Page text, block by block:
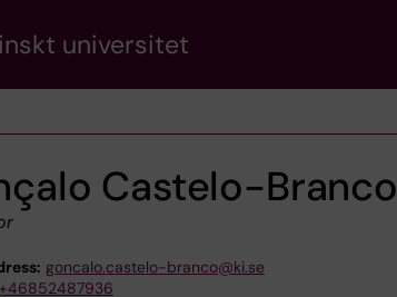
universitet
Castelo-Branco
goncalo.castelo-branco@ki.se
+46852487936